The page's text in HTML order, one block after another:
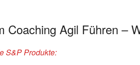
Coaching Agil Führen –
S&P Produkte: